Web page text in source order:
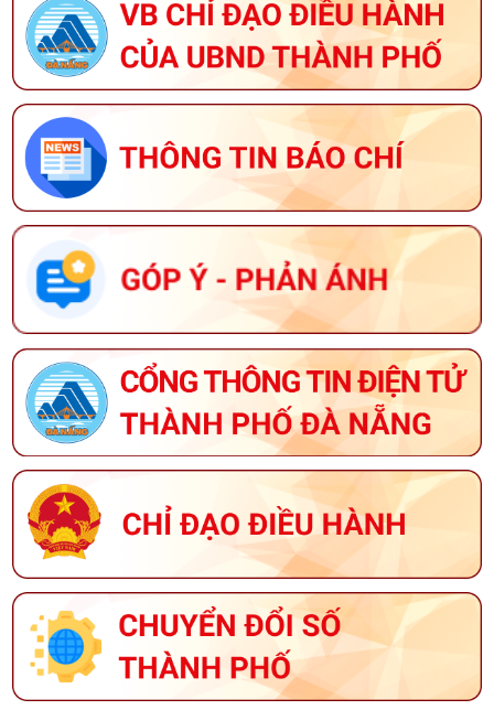
KẾ HOẠCH TỔ CHỨC GIẢI BÁO CHÍ VỀ XÂY DỰNG
ĐẢNG (GIẢI BÚA LIỀM VÀNG) THÀNH PHỐ ĐÀ NẴNG
NĂM 2026
THÔNG BÁO VỀ VIỆC TUYỂN DỤNG LAO ĐỘNG HỢP
ĐỒNG LÀM VIỆC TẠI TRUNG TÂM CUNG ỨNG DỊCH
VỤ SỰ NGHIỆP CÔNG PHƯỜNG HÒA CƯỜNG